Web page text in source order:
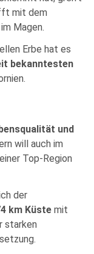
mit dem
Magen.
Erbe hat es
bekanntesten
und
will auch im
Top-Region
der
km Küste mit
starken